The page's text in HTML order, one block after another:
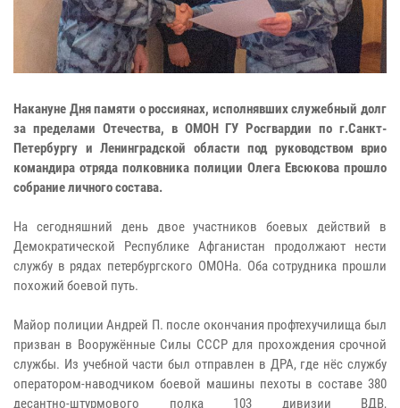
Накануне Дня памяти о россиянах, исполнявших служебный долг
за пределами Отечества, в ОМОН ГУ Росгвардии по г.Санкт-
Петербургу и Ленинградской области под руководством врио
командира отряда полковника полиции Олега Евсюкова прошло
собрание личного состава.
На сегодняшний день двое участников боевых действий в
Демократической Республике Афганистан продолжают нести
службу в рядах петербургского ОМОНа. Оба сотрудника прошли
похожий боевой путь.
Майор полиции Андрей П. после окончания профтехучилища был
призван в Вооружённые Силы СССР для прохождения срочной
службы. Из учебной части был отправлен в ДРА, где нёс службу
оператором-наводчиком боевой машины пехоты в составе 380
десантно-штурмового полка 103 дивизии ВДВ,